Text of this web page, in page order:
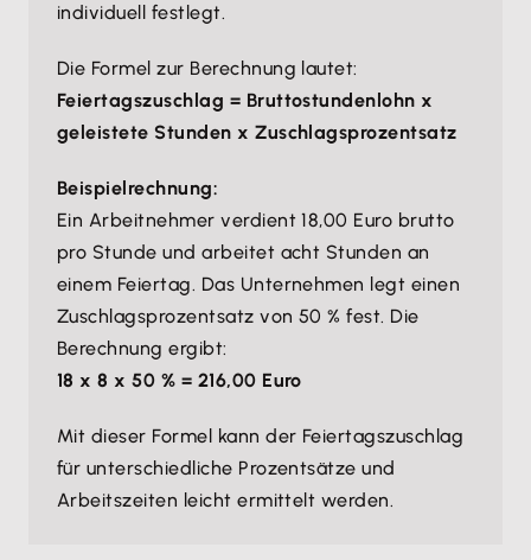
individuell festlegt.
Die Formel zur Berechnung lautet:
Feiertagszuschlag = Bruttostundenlohn x
geleistete Stunden x Zuschlagsprozentsatz
Beispielrechnung:
Ein Arbeitnehmer verdient 18,00 Euro brutto
pro Stunde und arbeitet acht Stunden an
einem Feiertag. Das Unternehmen legt einen
Zuschlagsprozentsatz von 50 % fest. Die
Berechnung ergibt:
18 x 8 x 50 % = 216,00 Euro
Mit dieser Formel kann der Feiertagszuschlag
für unterschiedliche Prozentsätze und
Arbeitszeiten leicht ermittelt werden.